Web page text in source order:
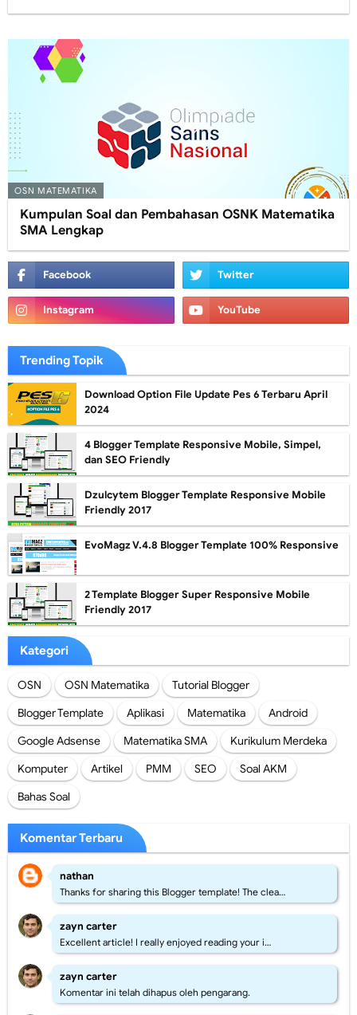
OSN MATEMATIKA
Kumpulan Soal dan Pembahasan OSNK Matematika
SMA Lengkap
Trending Topik
Download Option File Update Pes 6 Terbaru April
2024
4 Blogger Template Responsive Mobile, Simpel,
dan SEO Friendly
Dzulcytem Blogger Template Responsive Mobile
Friendly 2017
EvoMagz V.4.8 Blogger Template 100% Responsive
2 Template Blogger Super Responsive Mobile
Friendly 2017
Kategori
OSN OSN Matematika
Tutorial Blogger
Blogger Template
Aplikasi Matematika
Android
Google Adsense
Matematika SMA
Kurikulum Merdeka
Komputer
Artikel PMM SEO
Soal AKM
Bahas Soal
Komentar Terbaru
nathan
Thanks for sharing this Blogger template! The clea…
zayn carter
Excellent article! I really enjoyed reading your i…
zayn carter
Komentar ini telah dihapus oleh pengarang.